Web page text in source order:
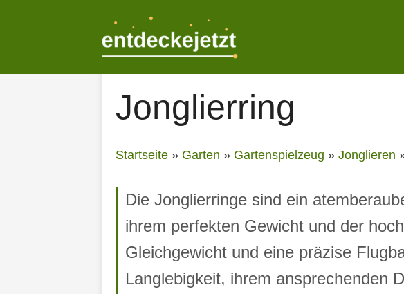
Jonglierring
Startseite » Garten » Gartenspielzeug » Jonglieren
Die Jonglierringe sind ein
ihrem perfekten Gewicht und der
Gleichgewicht und eine präzise
Langlebigkeit, ihrem ansprechenden